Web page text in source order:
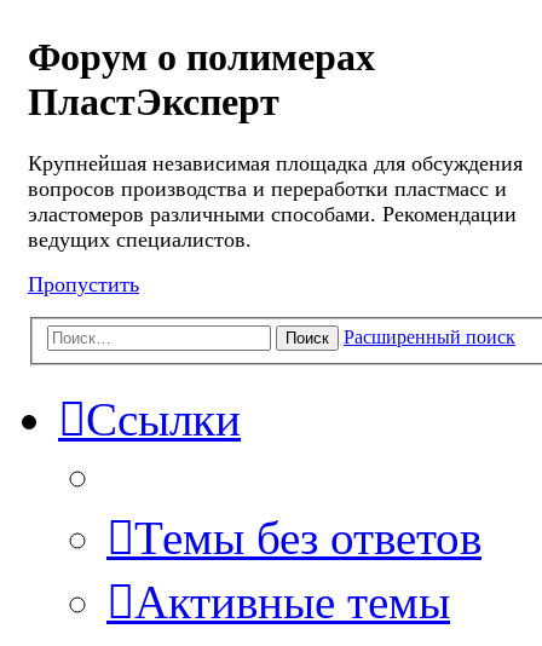
Форум о полимерах
ПластЭксперт
Крупнейшая независимая площадка для обсуждения
вопросов производства и переработки пластмасс и
эластомеров различными способами. Рекомендации
ведущих специалистов.
Пропустить
Поиск Расширенный поиск
Ссылки
Темы без ответов
Активные темы